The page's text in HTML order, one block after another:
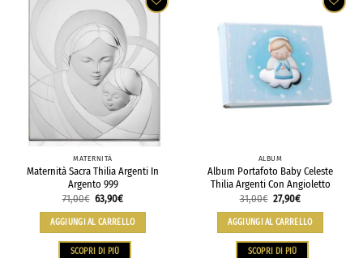
MATERNITÀ
Maternità Sacra Thilia Argenti In
Argento 999
71,00€ 63,90€
AGGIUNGI AL CARRELLO
SCOPRI DI PIÙ
ALBUM
Album Portafoto Baby Celeste
Thilia Argenti Con Angioletto
31,00€ 27,90€
AGGIUNGI AL CARRELLO
SCOPRI DI PIÙ